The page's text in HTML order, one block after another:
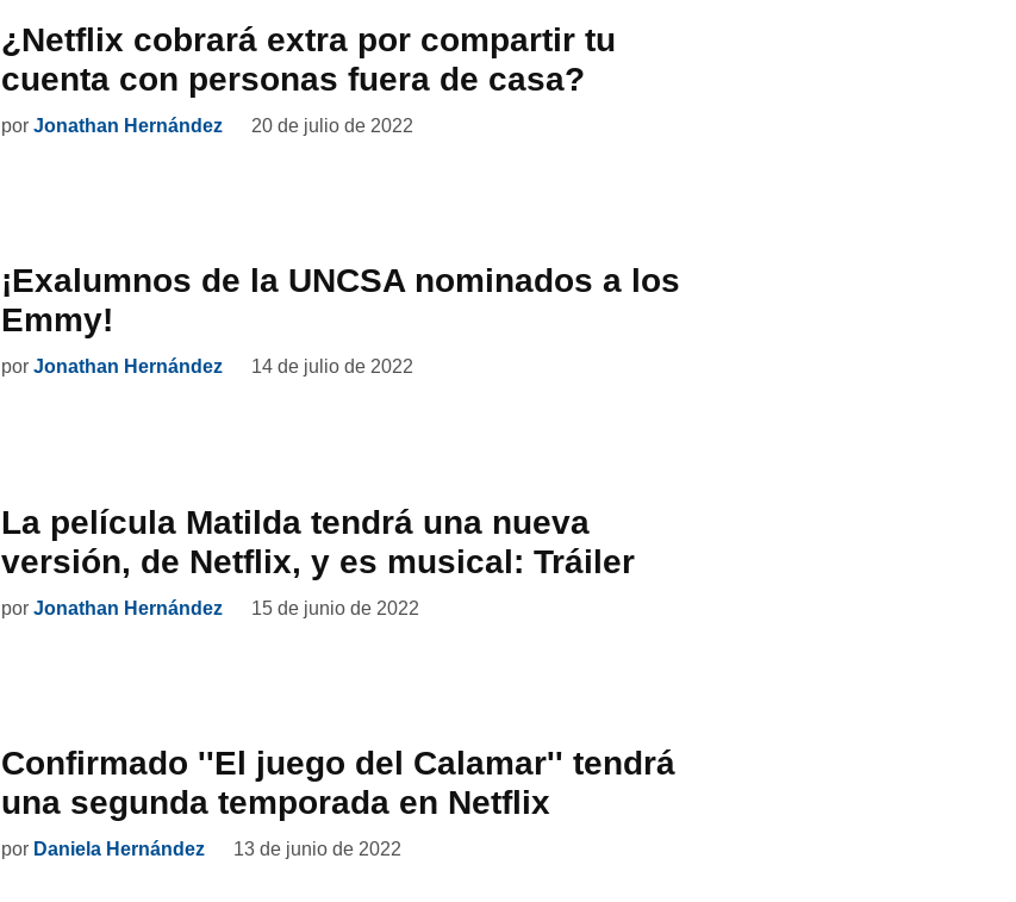
¿Netflix cobrará extra por compartir tu
cuenta con personas fuera de casa?
por Jonathan Hernández 20 de julio de 2022
¡Exalumnos de la UNCSA nominados a los
Emmy!
por Jonathan Hernández 14 de julio de 2022
La película Matilda tendrá una nueva
versión, de Netflix, y es musical: Tráiler
por Jonathan Hernández 15 de junio de 2022
Confirmado ''El juego del Calamar'' tendrá
una segunda temporada en Netflix
por Daniela Hernández 13 de junio de 2022